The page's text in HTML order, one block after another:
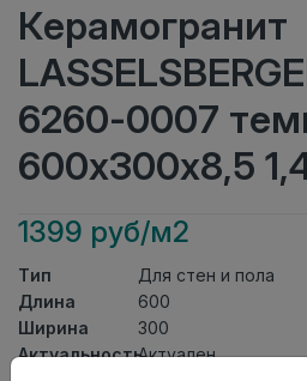
Керамогранит
6260-0007
600х300х8,5
1399 руб/м2
Тип
Для стен и пола
Длина
600
Ширина
300
АктуальностьАктуален